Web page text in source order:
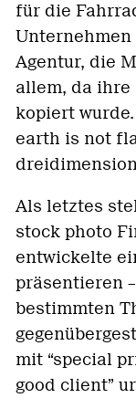
für die
Agentur, die
allem, da
kopiert
earth is not
Als letztes
stock photo
entwickelte
präsentieren
bestimmten
mit “special
good client”